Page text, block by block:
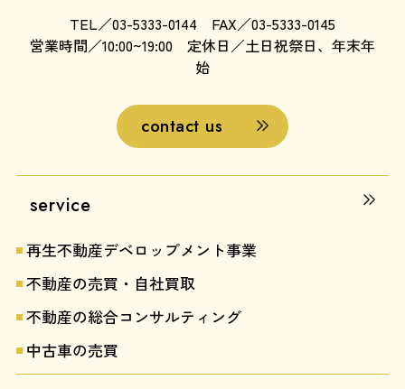
TEL／03-5333-0144 FAX／03-5333-0145
営業時間／10:00~19:00 定休日／土日祝祭日、年末年
始
contact us
service
再生不動産デベロップメント事業
不動産の売買・自社買取
不動産の総合コンサルティング
中古車の売買